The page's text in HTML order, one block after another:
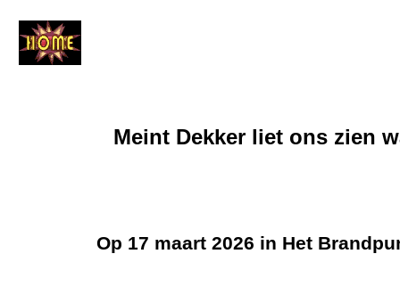
Meint Dekker liet ons zien
Op 17 maart 2026 in Het